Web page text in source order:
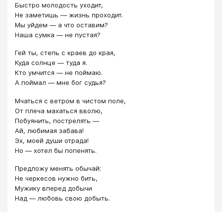
Быстро молодость уходит,
Не заметишь — жизнь проходит.
Мы уйдем — а что оставим?
Наша сумка — не пустая?
Гей ты, степь с краев до края,
Куда солнце — туда я.
Кто умчится — не поймаю.
А поймал — мне бог судья?
Мчаться с ветром в чистом поле,
От плеча махаться вволю,
Побуянить, пострелять —
Ай, любимая забава!
Эх, моей души отрада!
Но — хотел бы попенять.
Предложу менять обычай:
Не черкесов нужно бить,
Мужику вперед добычи
Над — любовь свою добыть.